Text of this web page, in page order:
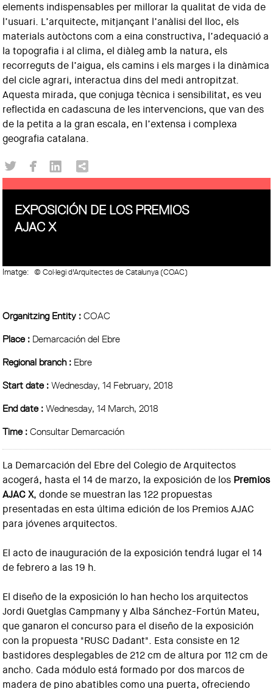
elements indispensables per millorar la qualitat de vida de
l’usuari. L’arquitecte, mitjançant l’anàlisi del lloc, els
materials autòctons com a eina constructiva, l’adequació a
la topografia i al clima, el diàleg amb la natura, els
recorreguts de l’aigua, els camins i els marges i la dinàmica
del cicle agrari, interactua dins del medi antropitzat.
Aquesta mirada, que conjuga tècnica i sensibilitat, es veu
reflectida en cadascuna de les intervencions, que van des
de la petita a la gran escala, en l’extensa i complexa
geografia catalana.
EXPOSICIÓN DE LOS PREMIOS
AJAC X
Imatge: © Col·legi d'Arquitectes de Catalunya (COAC)
Organitzing Entity :COAC
Place : Demarcación del Ebre
Regional branch : Ebre
Start date :Wednesday, 14 February, 2018
End date :Wednesday, 14 March, 2018
Time :Consultar Demarcación
La Demarcación del Ebre del Colegio de Arquitectos
acogerá, hasta el 14 de marzo, la exposición de los Premios
AJAC X, donde se muestran las 122 propuestas
presentadas en esta última edición de los Premios AJAC
para jóvenes arquitectos.
El acto de inauguración de la exposición tendrá lugar el 14
de febrero a las 19 h.
El diseño de la exposición lo han hecho los arquitectos
Jordi Quetglas Campmany y Alba Sánchez-Fortún Mateu,
que ganaron el concurso para el diseño de la exposición
con la propuesta "RUSC Dadant". Esta consiste en 12
bastidores desplegables de 212 cm de altura por 112 cm de
ancho. Cada módulo está formado por dos marcos de
madera de pino abatibles como una puerta, ofreciendo